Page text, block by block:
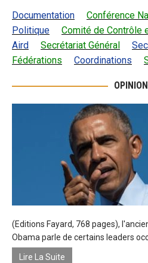
Documentation Conférence
Politique
Comité de Contrôle
Aird
Secrétariat Général
Fédérations
Coordinations
(Editions Fayard, 768 pages),
Obama parle de certains leaders
Lire La Suite